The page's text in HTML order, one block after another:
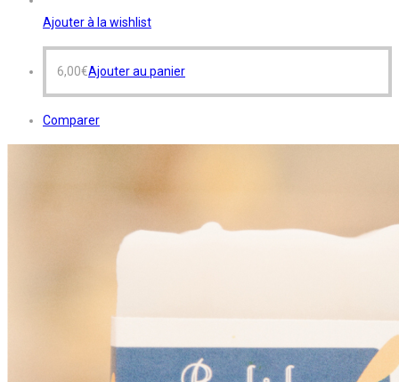
Ajouter à la wishlist
6,00€Ajouter au panier
Comparer